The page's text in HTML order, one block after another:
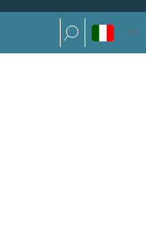
Ricerca per: